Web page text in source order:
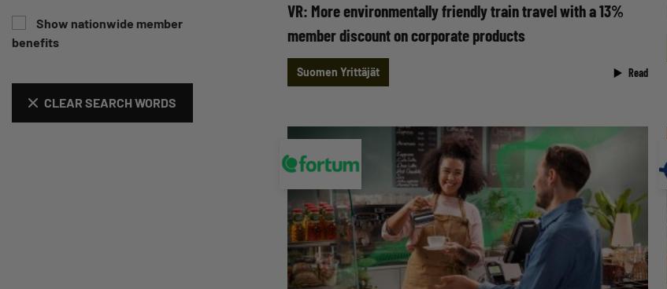
Show nationwide member
benefits
CLEAR SEARCH WORDS
VR: More environmentally friendly train travel with a 13%
member discount on corporate products
Suomen Yrittäjät Read